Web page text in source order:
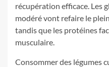
récupération efficace. Les
modéré vont refaire le
tandis que les protéines
musculaire.
Consommer des légumes